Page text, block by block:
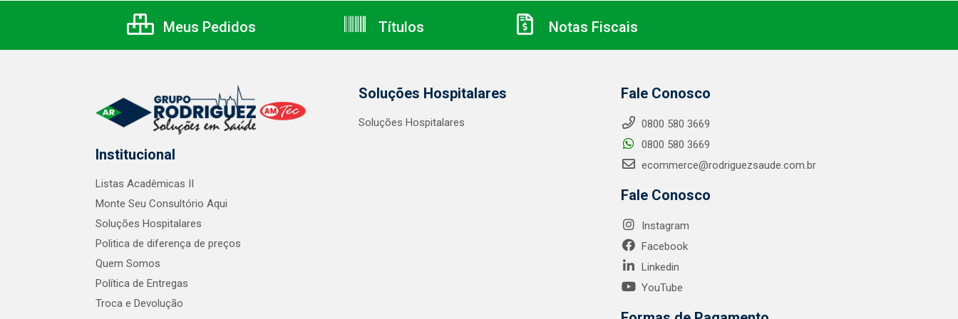
Meus Pedidos Títulos Notas Fiscais
Institucional
Listas Acadêmicas II
Monte Seu Consultório Aqui
Soluções Hospitalares
Politica de diferença de preços
Quem Somos
Política de Entregas
Troca e Devolução
Soluções Hospitalares
Soluções Hospitalares
Fale Conosco
0800 580 3669
0800 580 3669
ecommerce@rodriguezsaude.com.br
Fale Conosco
Instagram
Facebook
Linkedin
YouTube